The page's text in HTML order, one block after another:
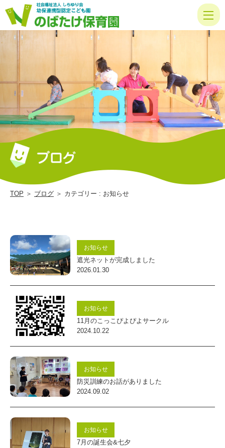
知
|
の
ば
た
け
育
祉
法
し
ゆ
会
保
TOP ＞ ブログ ＞ カテゴリー : お知らせ
お知らせ
遮光ネットが完成しました
2026.01.30
お知らせ
11月のこっこぴよぴよサークル
2024.10.22
お知らせ
防災訓練のお話がありました
2024.09.02
お知らせ
7月の誕生会&七夕